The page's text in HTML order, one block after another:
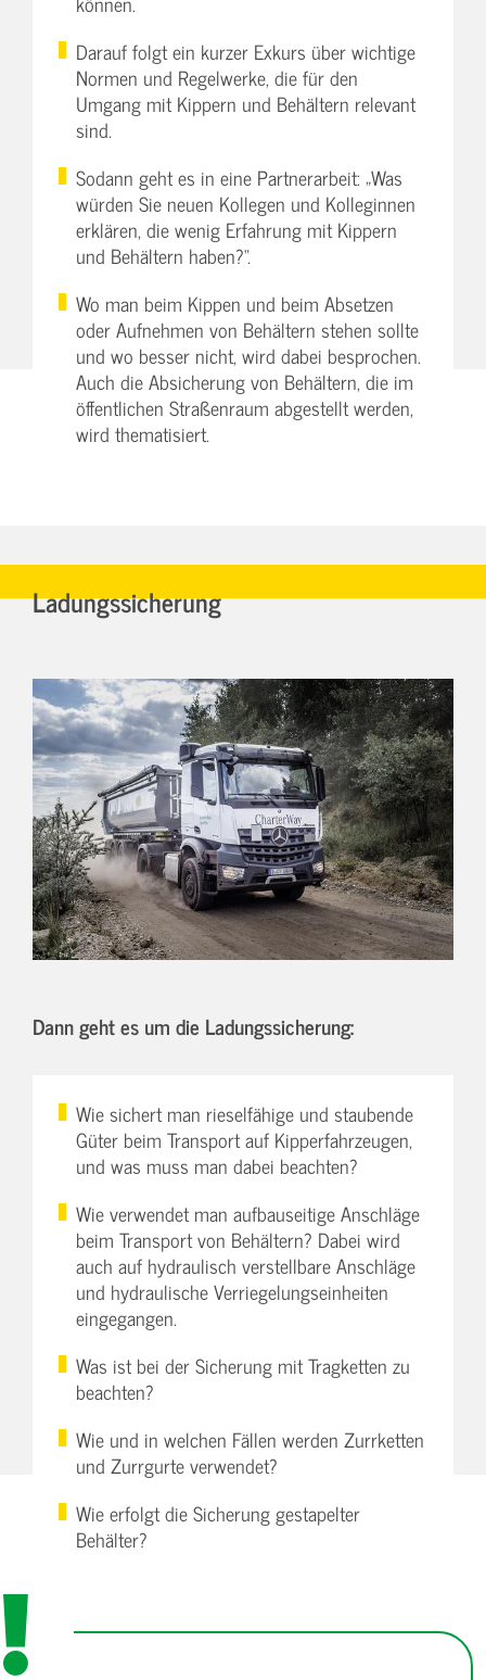
Darauf folgt ein kurzer Exkurs über wichtige
Normen und Regelwerke, die für den
Umgang mit Kippern und Behältern relevant
sind.
Sodann geht es in eine Partnerarbeit: „Was
würden Sie neuen Kollegen und Kolleginnen
erklären, die wenig Erfahrung mit Kippern
und Behältern haben?“.
Wo man beim Kippen und beim Absetzen
oder Aufnehmen von Behältern stehen sollte
und wo besser nicht, wird dabei besprochen.
Auch die Absicherung von Behältern, die im
öffentlichen Straßenraum abgestellt werden,
wird thematisiert.
Ladungssicherung
Dann geht es um die Ladungssicherung:
Wie sichert man rieselfähige und staubende
Güter beim Transport auf Kipperfahrzeugen,
und was muss man dabei beachten?
Wie verwendet man aufbauseitige Anschläge
beim Transport von Behältern? Dabei wird
auch auf hydraulisch verstellbare Anschläge
und hydraulische Verriegelungseinheiten
eingegangen.
Was ist bei der Sicherung mit Tragketten zu
beachten?
Wie und in welchen Fällen werden Zurrketten
und Zurrgurte verwendet?
Wie erfolgt die Sicherung gestapelter
Behälter?